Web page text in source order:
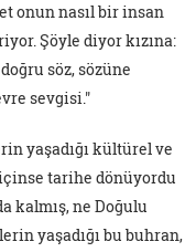
onun nasıl bir insan
Şöyle diyor kızına:
söz, sözüne
sevgisi."
yaşadığı kültürel ve
tarihe dönüyordu
kalmış, ne Doğulu
yaşadığı bu buhran,